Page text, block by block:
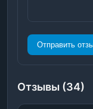
Отправить
Отзывы (34)